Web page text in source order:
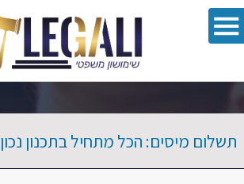
תשלום מיסים: הכל מתחיל בתכנון נכון